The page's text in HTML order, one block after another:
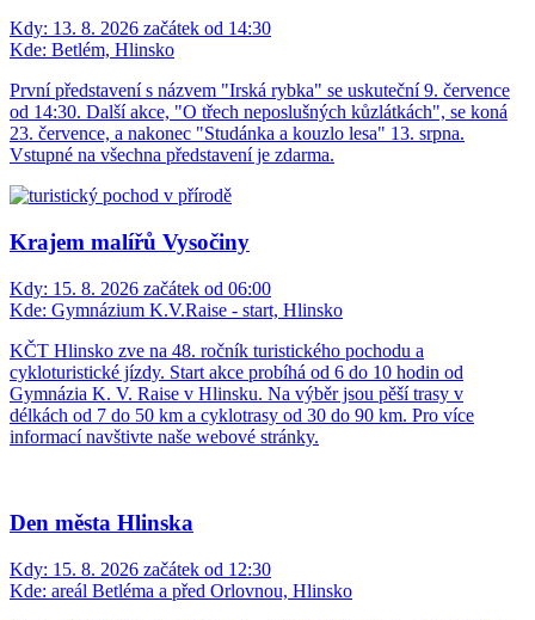
Kdy: 13. 8. 2026 začátek od 14:30
Kde: Betlém, Hlinsko
První představení s názvem "Irská rybka" se uskuteční 9. července
od 14:30. Další akce, "O třech neposlušných kůzlátkách", se koná
23. července, a nakonec "Studánka a kouzlo lesa" 13. srpna.
Vstupné na všechna představení je zdarma.
Krajem malířů Vysočiny
Kdy: 15. 8. 2026 začátek od 06:00
Kde: Gymnázium K.V.Raise - start, Hlinsko
KČT Hlinsko zve na 48. ročník turistického pochodu a
cykloturistické jízdy. Start akce probíhá od 6 do 10 hodin od
Gymnázia K. V. Raise v Hlinsku. Na výběr jsou pěší trasy v
délkách od 7 do 50 km a cyklotrasy od 30 do 90 km. Pro více
informací navštivte naše webové stránky.
Den města Hlinska
Kdy: 15. 8. 2026 začátek od 12:30
Kde: areál Betléma a před Orlovnou, Hlinsko